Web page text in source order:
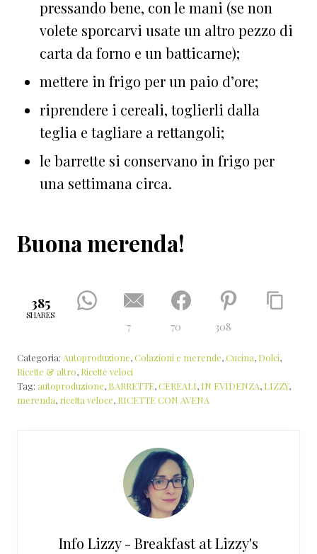
pressando bene, con le mani (se non
volete sporcarvi usate un altro pezzo di
carta da forno e un batticarne);
mettere in frigo per un paio d’ore;
riprendere i cereali, toglierli dalla
teglia e tagliare a rettangoli;
le barrette si conservano in frigo per
una settimana circa.
Buona merenda!
385
SHARES
7 70 308
Categoria: Autoproduzione,Colazioni e merende,Cucina, Dolci,
Ricette & altro, Ricette veloci
Tag: autoproduzione, BARRETTE,CEREALI, IN EVIDENZA, LIZZY,
merenda, ricetta veloce, RICETTE CON AVENA
Info Lizzy - Breakfast at Lizzy's